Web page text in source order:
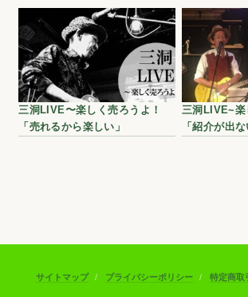
三洞LIVE〜楽しく売ろうよ！
「売れるから楽しい」
三洞LIVE~楽
「紹介が出な
サイトマップ プライバシーポリシー 特定商取